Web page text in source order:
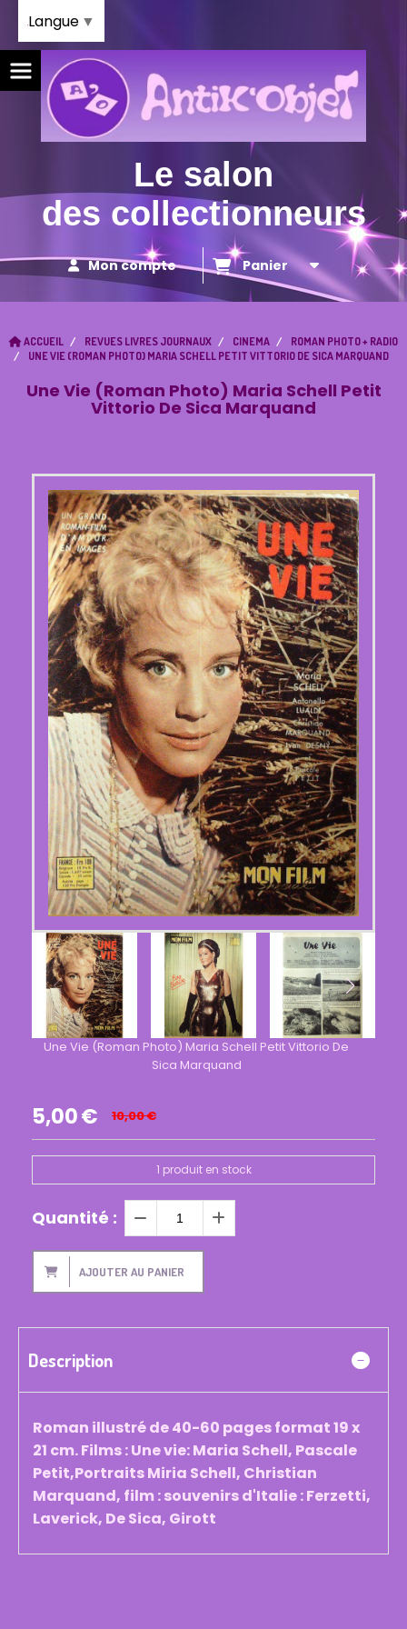
Le salon
des collectionneurs
Mon compte Panier
ACCUEIL REVUES LIVRES JOURNAUX CINEMA
ROMAN PHOTO + RADIO
UNE VIE (ROMAN PHOTO) MARIA SCHELL PETIT VITTORIO DE SICA MARQUAND
Une Vie (Roman Photo) Maria Schell Petit
Vittorio De Sica Marquand
Une Vie (Roman Photo) Maria Schell Petit Vittorio De
Sica Marquand
5,00€ 10,00€
1 produit en stock
Quantité :
AJOUTER AU PANIER
Description
Roman illustré de 40-60 pages format 19 x
21 cm. Films : Une vie: Maria Schell, Pascale
Petit,Portraits Miria Schell, Christian
Marquand, film : souvenirs d'Italie : Ferzetti,
Laverick, De Sica, Girott
Langue ▼